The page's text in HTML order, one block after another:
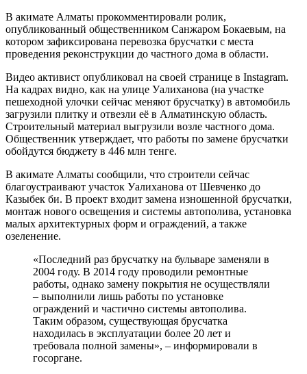
В акимате Алматы прокомментировали ролик,
опубликованный общественником Санжаром Бокаевым, на
котором зафиксирована перевозка брусчатки с места
проведения реконструкции до частного дома в области.
Видео активист опубликовал на своей странице в Instagram.
На кадрах видно, как на улице Уалиханова (на участке
пешеходной улочки сейчас меняют брусчатку) в автомобиль
загрузили плитку и отвезли её в Алматинскую область.
Строительный материал выгрузили возле частного дома.
Общественник утверждает, что работы по замене брусчатки
обойдутся бюджету в 446 млн тенге.
В акимате Алматы сообщили, что строители сейчас
благоустраивают участок Уалиханова от Шевченко до
Казыбек би. В проект входит замена изношенной брусчатки,
монтаж нового освещения и системы автополива, установка
малых архитектурных форм и ограждений, а также
озеленение.
«Последний раз брусчатку на бульваре заменяли в
2004 году. В 2014 году проводили ремонтные
работы, однако замену покрытия не осуществляли
– выполнили лишь работы по установке
ограждений и частично системы автополива.
Таким образом, существующая брусчатка
находилась в эксплуатации более 20 лет и
требовала полной замены», – информировали в
госоргане.